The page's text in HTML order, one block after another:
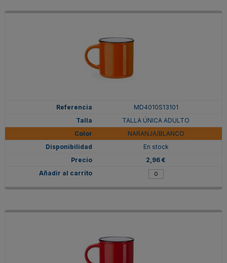
MD4010S13101
TALLA ÚNICA ADULTO
NARANJA/BLANCO
En stock
2,96 €